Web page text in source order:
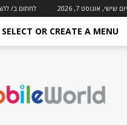
יום שישי, אוגוסט 7, 2026 לחתום ב/
OR CREATE A MENU
Mobile
World